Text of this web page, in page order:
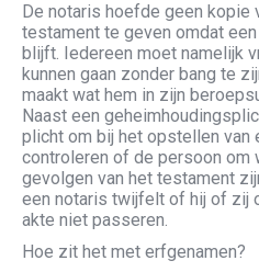
De notaris hoefde geen kopie
testament te geven omdat
blijft. Iedereen moet namelijk
kunnen gaan zonder bang te
maakt wat hem in zijn
Naast een
plicht om bij het opstellen van
controleren of de persoon om
gevolgen van het testament
een notaris twijfelt of hij of zij
akte niet passeren.
Hoe zit het met erfgenamen?